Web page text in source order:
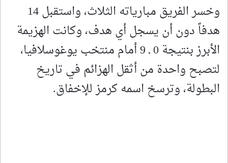
وخسر الفريق مبارياته الثلاث، واستقبل 14
هدفاً دون أن يسجل أي هدف، وكانت الهزيمة
الأبرز بنتيجة 0 ـ 9 أمام منتخب يوغوسلافيا،
لتصبح واحدة من أثقل الهزائم في تاريخ
البطولة، وترسخ اسمه كرمز للإخفاق.